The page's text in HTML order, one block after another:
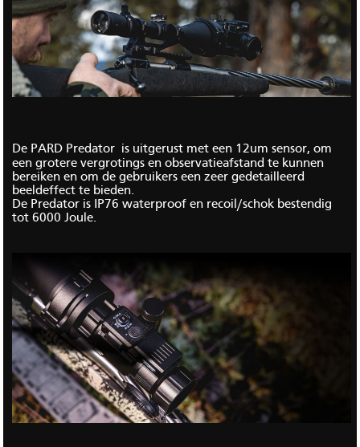
De PARD Predator is uitgerust met een 12um sensor, om
een grotere vergrotings en observatieafstand te kunnen
bereiken en om de gebruikers een zeer gedetailleerd
beeldeffect te bieden.
De Predator is IP76 waterproof en recoil/schok bestendig
tot 6000 Joule.